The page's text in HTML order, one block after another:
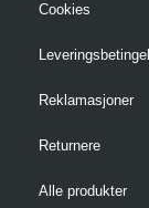
Cookies
Reklamasjoner
Returnere
Alle produkter